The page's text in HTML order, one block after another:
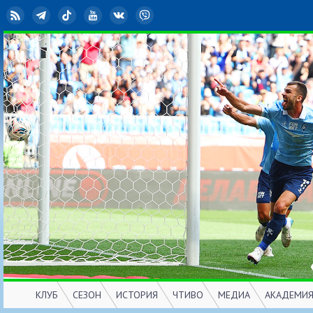
RSS TelegramTikTok YouTubeВКонтакте
КЛУБ
СЕЗОН
ИСТОРИЯ
ЧТИВО
МЕДИА
АКАДЕМИЯ